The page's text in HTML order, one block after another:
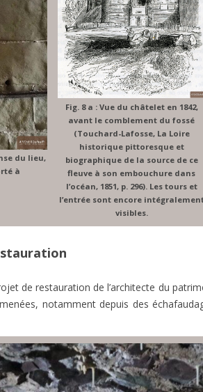
du lieu,
à
Fig. 8 a : Vue du châtelet en 1842,
avant le comblement du fossé
(Touchard-Lafosse, La Loire
historique pittoresque et
biographique de la source de ce
fleuve à son embouchure dans
l’océan, 1851, p. 296). Les tours et
l’entrée sont encore
visibles.
de restauration de l’architecte du
notamment depuis des